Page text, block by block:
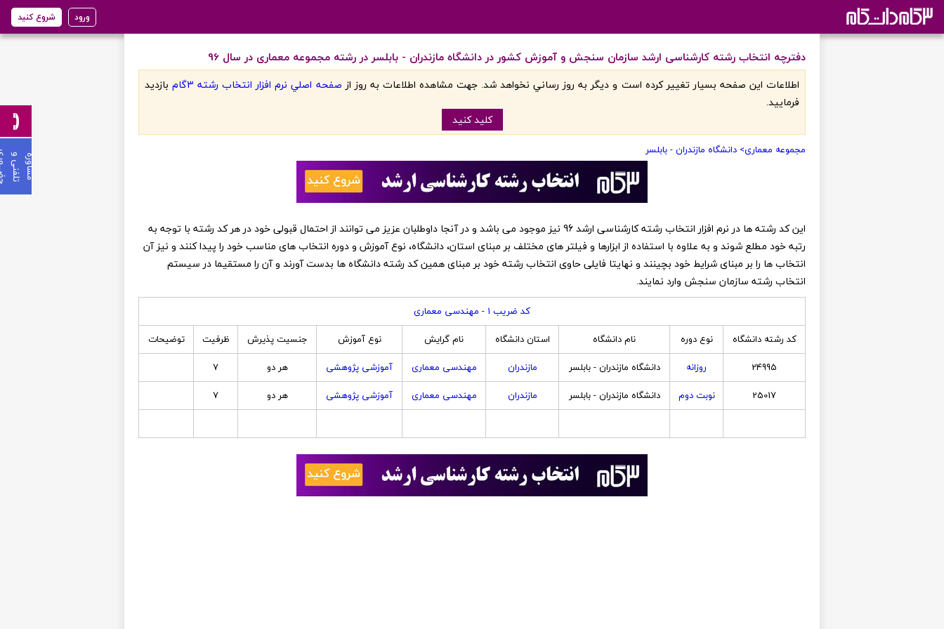
ورود شروع کنید
دفترچه انتخاب رشته کارشناسی ارشد سازمان سنجش و آموزش کشور در دانشگاه مازندران - بابلسر در رشته مجموعه معماری در سال 96
اطلاعات اين صفحه بسيار تغيير کرده است و ديگر به روز رساني نخواهد شد. جهت مشاهده اطلاعات به روز از صفحه اصلي نرم افزار انتخاب رشته 3گام
بازديد
فرماييد.
کليد کنيد
مجموعه معماری> دانشگاه مازندران - بابلسر
‏این کد رشته ها در نرم افزار انتخاب رشته کارشناسی ارشد 96 نیز موجود می باشد و در آنجا داوطلبان عزیز می توانند از احتمال قبولی خود در هر کد رشته با توجه به
رتبه خود مطلع شوند و به علاوه با استفاده از ابزارها و فیلتر های مختلف بر مبنای استان، دانشگاه، نوع آموزش و دوره انتخاب های مناسب خود را پیدا کنند و نیز آن
انتخاب ها را بر مبنای شرایط خود بچینند و نهایتا فایلی حاوی انتخاب رشته خود بر مبنای همین کد رشته دانشگاه ها بدست آورند و آن را مستقیما در سیستم
انتخاب رشته سازمان سنجش وارد نمایند.
کد ضریب 1 - مهندسی معماری
کد رشته دانشگاه
نوع دوره نام دانشگاه استان دانشگاه نام گرایش نوع آموزش جنسیت پذیرش ظرفیت
توضیحات
24995
روزانه دانشگاه مازندران - بابلسر مازندران مهندسی معماری آموزشی پژوهشی هر دو
7
25017
نوبت دوم دانشگاه مازندران - بابلسر مازندران مهندسی معماری آموزشی پژوهشی هر دو 7
م
ش
ا
و
ر
ه
ت
ل
ف
ن
ی
و
ح
ض
ـ
ـ
ـ
و
ر